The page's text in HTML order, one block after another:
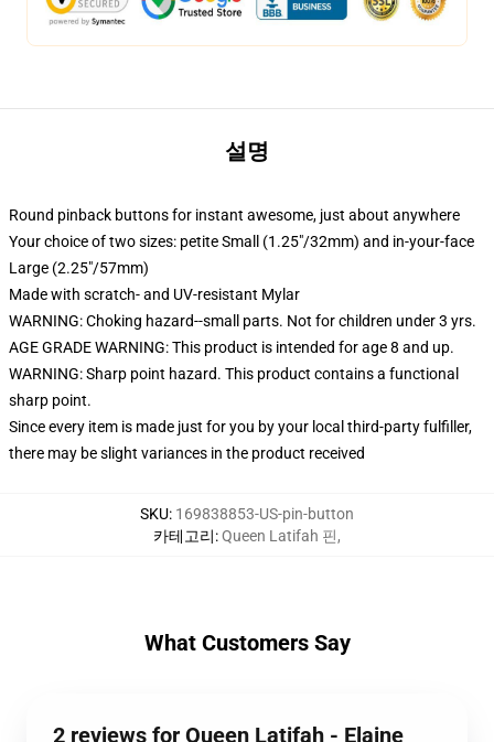
설명
Round pinback buttons for instant awesome, just about anywhere
Your choice of two sizes: petite Small (1.25"/32mm) and in-your-face
Large (2.25"/57mm)
Made with scratch- and UV-resistant Mylar
WARNING: Choking hazard--small parts. Not for children under 3 yrs.
AGE GRADE WARNING: This product is intended for age 8 and up.
WARNING: Sharp point hazard. This product contains a functional
sharp point.
Since every item is made just for you by your local third-party fulfiller,
there may be slight variances in the product received
SKU: 169838853-US-pin-button
카테고리:Queen Latifah 핀,
What Customers Say
2 reviews for Queen Latifah - Elaine